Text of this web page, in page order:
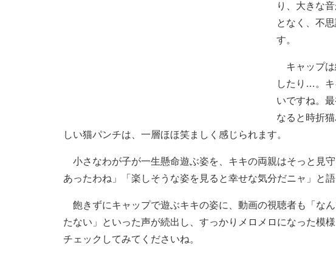
り、大きな
となく、不
す。
キャップは
したり…。キ
いですね。
なると時折
しい猫パンチは、一層ほほ笑ましく感じられます。
小さなわが子が一生懸命遊ぶ姿を、キキの両親はそっと見
あったわね」「楽しそうな姿を見ると幸せな気分だニャ」と
飽きずにキャップで遊ぶキキの姿に、動画の視聴者も「な
たない」といった声が続出し、すっかりメロメロになった模
チェックしてみてくださいね。